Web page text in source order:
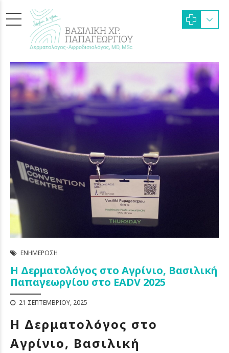
ΕΝΗΜΈΡΩΣΗ
Η Δερματολόγος στο Αγρίνιο, Βασιλική
Παπαγεωργίου στο EADV 2025
21 ΣΕΠΤΕΜΒΡΊΟΥ, 2025
Η Δερματολόγος στο
Αγρίνιο, Βασιλική